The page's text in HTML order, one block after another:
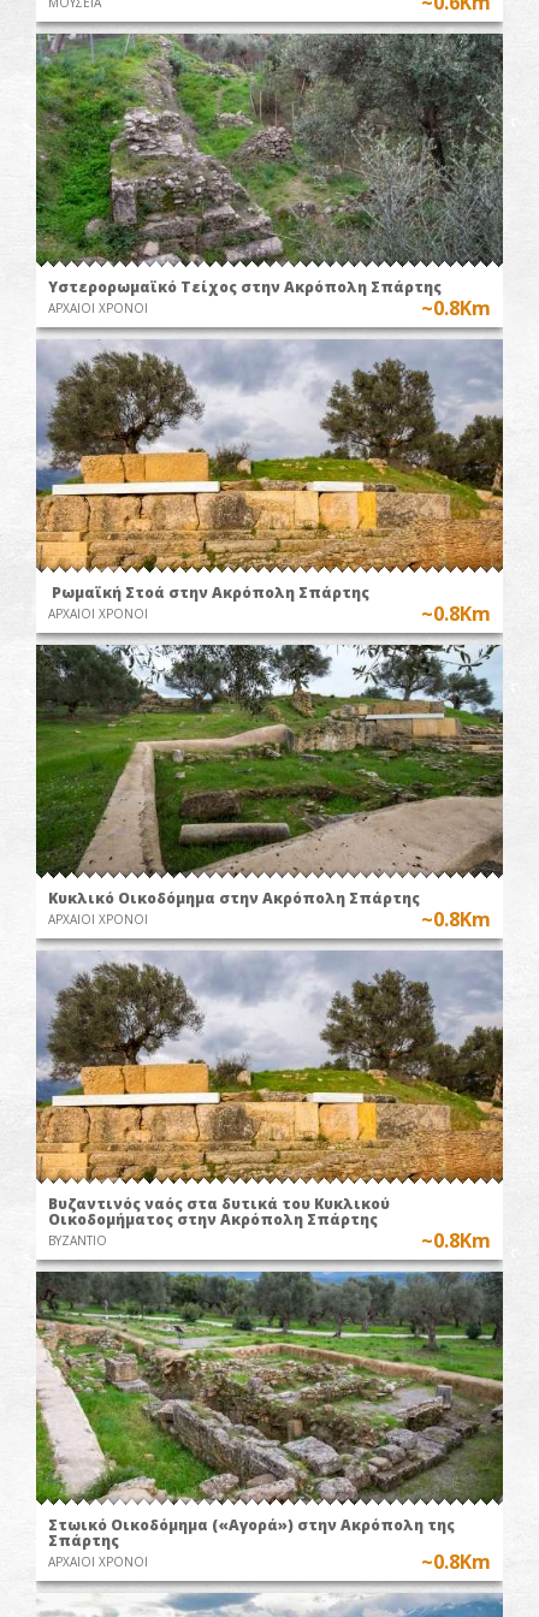
Υστερορωμαϊκό Τείχος στην Ακρόπολη Σπάρτης
ΑΡΧΑΙΟΙ ΧΡΟΝΟΙ ~0.8Km
Ρωμαϊκή Στοά στην Ακρόπολη Σπάρτης
ΑΡΧΑΙΟΙ ΧΡΟΝΟΙ ~0.8Km
Κυκλικό Οικοδόμημα στην Ακρόπολη Σπάρτης
ΑΡΧΑΙΟΙ ΧΡΟΝΟΙ ~0.8Km
Βυζαντινός ναός στα δυτικά του Κυκλικού
Οικοδομήματος στην Ακρόπολη Σπάρτης
ΒΥΖΑΝΤΙΟ ~0.8Km
Στωικό Οικοδόμημα («Αγορά») στην Ακρόπολη της
Σπάρτης
ΑΡΧΑΙΟΙ ΧΡΟΝΟΙ ~0.8Km